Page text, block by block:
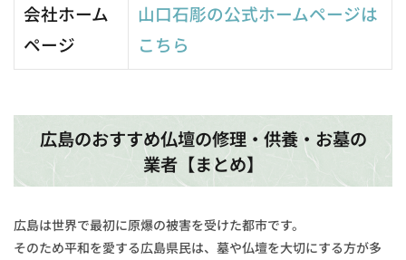
会社ホーム
ページ
山口石彫の公式ホームページは
こちら
広島のおすすめ仏壇の修理・供養・お墓の
業者【まとめ】
広島は世界で最初に原爆の被害を受けた都市です。
そのため平和を愛する広島県民は、墓や仏壇を大切にする方が多